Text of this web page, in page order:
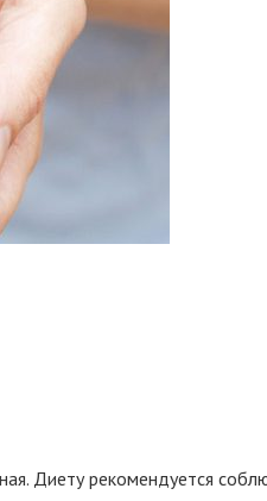
Диету рекомендуется